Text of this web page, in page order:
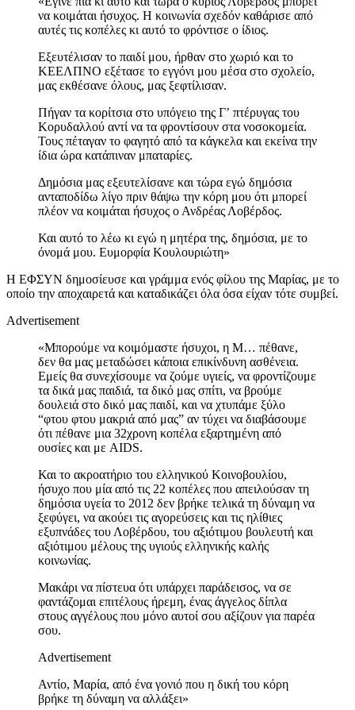
να κοιμάται ήσυχος. Η κοινωνία σχεδόν καθάρισε από
αυτές τις κοπέλες κι αυτό το φρόντισε ο ίδιος.
Εξευτέλισαν το παιδί μου, ήρθαν στο χωριό και το
ΚΕΕΛΠΝΟ εξέτασε το εγγόνι μου μέσα στο σχολείο,
μας εκθέσανε όλους, μας ξεφτίλισαν.
Πήγαν τα κορίτσια στο υπόγειο της Γ’ πτέρυγας του
Κορυδαλλού αντί να τα φροντίσουν στα νοσοκομεία.
Τους πέταγαν το φαγητό από τα κάγκελα και εκείνα την
ίδια ώρα κατάπιναν μπαταρίες.
Δημόσια μας εξευτελίσανε και τώρα εγώ δημόσια
ανταποδίδω λίγο πριν θάψω την κόρη μου ότι μπορεί
πλέον να κοιμάται ήσυχος ο Ανδρέας Λοβέρδος.
Και αυτό το λέω κι εγώ η μητέρα της, δημόσια, με το
όνομά μου. Ευμορφία Κουλουριώτη»
Η ΕΦΣΥΝ δημοσίευσε και γράμμα ενός φίλου της Μαρίας, με το
οποίο την αποχαιρετά και καταδικάζει όλα όσα είχαν τότε συμβεί.
Advertisement
«Μπορούμε να κοιμόμαστε ήσυχοι, η M… πέθανε,
δεν θα μας μεταδώσει κάποια επικίνδυνη ασθένεια.
Εμείς θα συνεχίσουμε να ζούμε υγιείς, να φροντίζουμε
τα δικά μας παιδιά, τα δικό μας σπίτι, να βρούμε
δουλειά στο δικό μας παιδί, και να χτυπάμε ξύλο
“φτου φτου μακριά από μας” αν τύχει να διαβάσουμε
ότι πέθανε μια 32χρονη κοπέλα εξαρτημένη από
ουσίες και με AIDS.
Και το ακροατήριο του ελληνικού Κοινοβουλίου,
ήσυχο που μία από τις 22 κοπέλες που απειλούσαν τη
δημόσια υγεία το 2012 δεν βρήκε τελικά τη δύναμη να
ξεφύγει, να ακούει τις αγορεύσεις και τις ηλίθιες
εξυπνάδες του Λοβέρδου, του αξιότιμου βουλευτή και
αξιότιμου μέλους της υγιούς ελληνικής καλής
κοινωνίας.
Μακάρι να πίστευα ότι υπάρχει παράδεισος, να σε
φαντάζομαι επιτέλους ήρεμη, ένας άγγελος δίπλα
στους αγγέλους που μόνο αυτοί σου αξίζουν για παρέα
σου.
Advertisement
Αντίο, Μαρία, από ένα γονιό που η δική του κόρη
βρήκε τη δύναμη να αλλάξει»